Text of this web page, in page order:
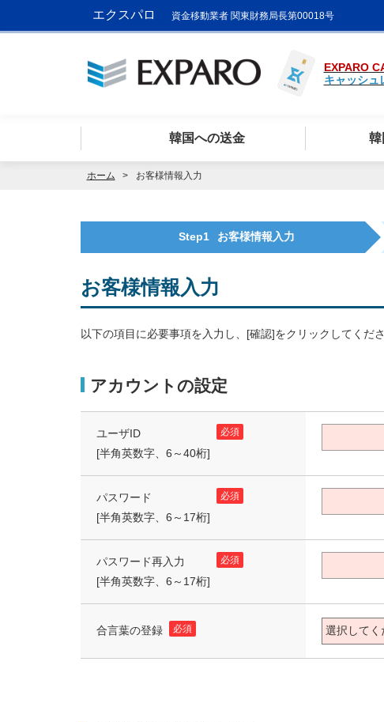
エクスパロ 資金移動業者 関東財務局長第00018号
EXPARO
キャッシュ
韓国への送金 韓
ホーム お客様情報入力
Step1 お客様情報入力
お客様情報入力
以下の項目に必要事項を入力し、[確認]をクリックしてくだ
アカウントの設定
ユーザID
[半角英数字、6～40桁]
必須
パスワード
[半角英数字、6～17桁]
必須
パスワード再入力
[半角英数字、6～17桁]
必須
合言葉の登録 必須